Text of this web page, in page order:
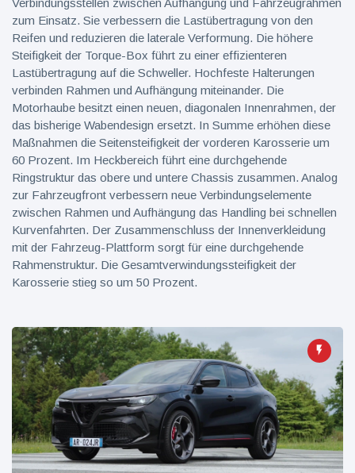
Verbindungsstellen zwischen Aufhängung und Fahrzeugrahmen
zum Einsatz. Sie verbessern die Lastübertragung von den
Reifen und reduzieren die laterale Verformung. Die höhere
Steifigkeit der Torque-Box führt zu einer effizienteren
Lastübertragung auf die Schweller. Hochfeste Halterungen
verbinden Rahmen und Aufhängung miteinander. Die
Motorhaube besitzt einen neuen, diagonalen Innenrahmen, der
das bisherige Wabendesign ersetzt. In Summe erhöhen diese
Maßnahmen die Seitensteifigkeit der vorderen Karosserie um
60 Prozent. Im Heckbereich führt eine durchgehende
Ringstruktur das obere und untere Chassis zusammen. Analog
zur Fahrzeugfront verbessern neue Verbindungselemente
zwischen Rahmen und Aufhängung das Handling bei schnellen
Kurvenfahrten. Der Zusammenschluss der Innenverkleidung
mit der Fahrzeug-Plattform sorgt für eine durchgehende
Rahmenstruktur. Die Gesamtverwindungssteifigkeit der
Karosserie stieg so um 50 Prozent.